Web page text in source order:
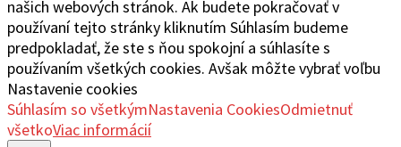
našich webových stránok. Ak budete pokračovať v
používaní tejto stránky kliknutím Súhlasím budeme
predpokladať, že ste s ňou spokojní a súhlasíte s
používaním všetkých cookies. Avšak môžte vybrať voľbu
Nastavenie cookies
Súhlasím so všetkýmNastavenia CookiesOdmietnuť
všetkoViac informácií